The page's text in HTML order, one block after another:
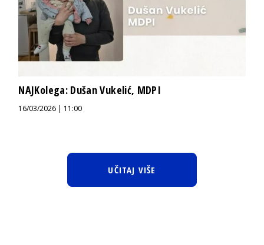
NAJKolega: Dušan Vukelić, MDPI
16/03/2026 | 11:00
UČITAJ VIŠE